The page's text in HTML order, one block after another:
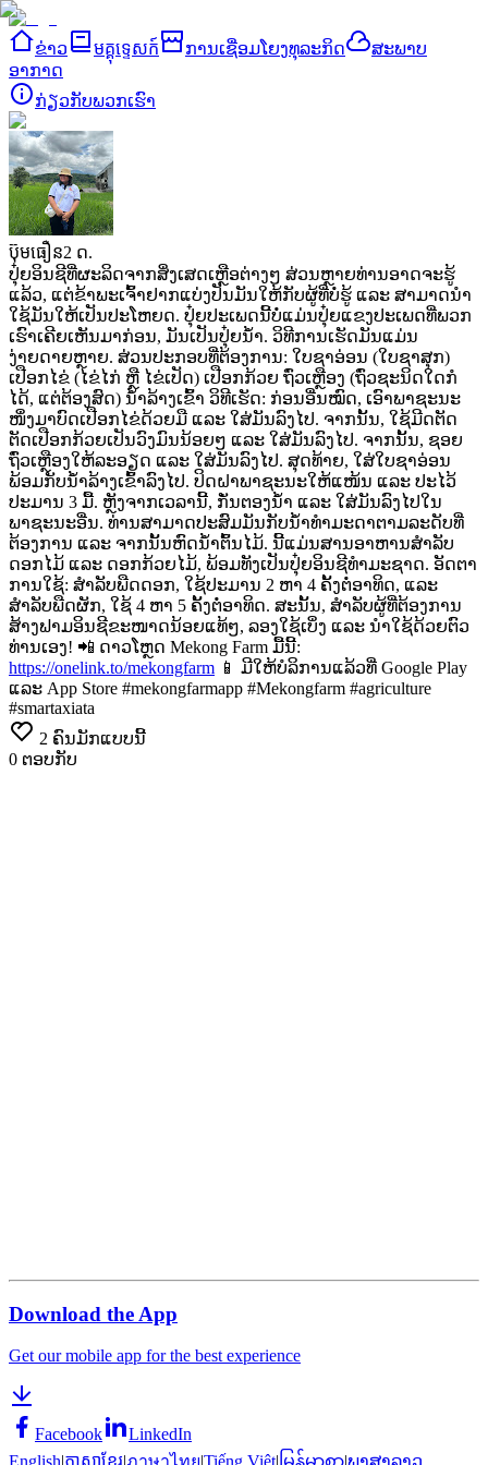
ຂ່າວ មគ្គុទ្ទេសក៍ ການເຊື່ອມໂຍງທຸລະກິດ
ສະພາບ
ອາກາດ
ກ່ຽວ​ກັບ​ພວກ​ເຮົາ
ប៊ុមធឿន2 ດ.
ປຸ໋ຍອິນຊີທີ່ຜະລິດຈາກສິ່ງເສດເຫຼືອຕ່າງໆ ສ່ວນຫຼາຍທ່ານອາດຈະຮູ້
ແລ້ວ, ແຕ່ຂ້າພະເຈົ້າຢາກແບ່ງປັນມັນໃຫ້ກັບຜູ້ທີ່ບໍ່ຮູ້ ແລະ ສາມາດນຳ
ໃຊ້ມັນໃຫ້ເປັນປະໂຫຍດ. ປຸ໋ຍປະເພດນີ້ບໍ່ແມ່ນປຸ໋ຍແຂງປະເພດທີ່ພວກ
ເຮົາເຄີຍເຫັນມາກ່ອນ, ມັນເປັນປຸ໋ຍນ້ຳ. ວິທີການເຮັດມັນແມ່ນ
ງ່າຍດາຍຫຼາຍ. ສ່ວນປະກອບທີ່ຕ້ອງການ: ໃບຊາອ່ອນ (ໃບຊາສຸກ)
ເປືອກໄຂ່ (ໄຂ່ໄກ່ ຫຼື ໄຂ່ເປັດ) ເປືອກກ້ວຍ ຖົ່ວເຫຼືອງ (ຖົ່ວຊະນິດໃດກໍ
ໄດ້, ແຕ່ຕ້ອງສົດ) ນ້ຳລ້າງເຂົ້າ ວິທີເຮັດ: ກ່ອນອື່ນໝົດ, ເອົາພາຊະນະ
ໜຶ່ງມາບົດເປືອກໄຂ່ດ້ວຍມື ແລະ ໃສ່ມັນລົງໄປ. ຈາກນັ້ນ, ໃຊ້ມີດຕັດ
ຕັດເປືອກກ້ວຍເປັນວົງມົນນ້ອຍໆ ແລະ ໃສ່ມັນລົງໄປ. ຈາກນັ້ນ, ຊອຍ
ຖົ່ວເຫຼືອງໃຫ້ລະອຽດ ແລະ ໃສ່ມັນລົງໄປ. ສຸດທ້າຍ, ໃສ່ໃບຊາອ່ອນ
ພ້ອມກັບນ້ຳລ້າງເຂົ້າລົງໄປ. ປິດຝາພາຊະນະໃຫ້ແໜ້ນ ແລະ ປະໄວ້
ປະມານ 3 ມື້. ຫຼັງຈາກເວລານີ້, ກັ່ນຕອງນ້ຳ ແລະ ໃສ່ມັນລົງໄປໃນ
ພາຊະນະອື່ນ. ທ່ານສາມາດປະສົມມັນກັບນ້ຳທຳມະດາຕາມລະດັບທີ່
ຕ້ອງການ ແລະ ຈາກນັ້ນຫົດນ້ຳຕົ້ນໄມ້. ນີ້ແມ່ນສານອາຫານສຳລັບ
ດອກໄມ້ ແລະ ດອກກ້ວຍໄມ້, ພ້ອມທັງເປັນປຸ໋ຍອິນຊີທຳມະຊາດ. ອັດຕາ
ການໃຊ້: ສຳລັບພືດດອກ, ໃຊ້ປະມານ 2 ຫາ 4 ຄັ້ງຕໍ່ອາທິດ, ແລະ
ສຳລັບພືດຜັກ, ໃຊ້ 4 ຫາ 5 ຄັ້ງຕໍ່ອາທິດ. ສະນັ້ນ, ສຳລັບຜູ້ທີ່ຕ້ອງການ
ສ້າງຟາມອິນຊີຂະໜາດນ້ອຍແທ້ໆ, ລອງໃຊ້ເບິ່ງ ແລະ ນຳໃຊ້ດ້ວຍຕົວ
ທ່ານເອງ! 📲 ດາວໂຫຼດ Mekong Farm ມື້ນີ້:
https://onelink.to/mekongfarm 📱 ມີໃຫ້ບໍລິການແລ້ວທີ່ Google Play
ແລະ App Store #mekongfarmapp #Mekongfarm #agriculture
#smartaxiata
2 ຄົນມັກແບບນີ້
0 ຕອບກັບ
Download the App
Get our mobile app for the best experience
Facebook
LinkedIn